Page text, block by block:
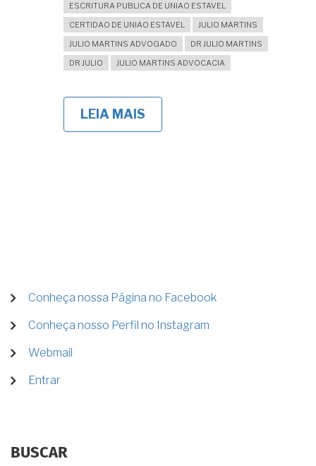
ESCRITURA PUBLICA DE UNIAO ESTAVEL
CERTIDAO DE UNIAO ESTAVEL
JULIO MARTINS
JULIO MARTINS ADVOGADO
DR JULIO MARTINS
DR JULIO
JULIO MARTINS ADVOCACIA
LEIA MAIS
MENU
CONTA
DE
Conheça nossa Página no Facebook
Conheça nosso Perfil no Instagram
Webmail
Entrar
BUSCAR